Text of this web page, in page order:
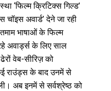
‘फिल्म क्रिटिक्स गिल्ड’
चॉइस अवार्ड’ देने जा रही
भाषाओं के फिल्म
अवार्ड्स के लिए साल
वेब-सीरिज़ को
राउंड्स के बाद उनमें से
अब इनमें से सर्वश्रेष्ठ को